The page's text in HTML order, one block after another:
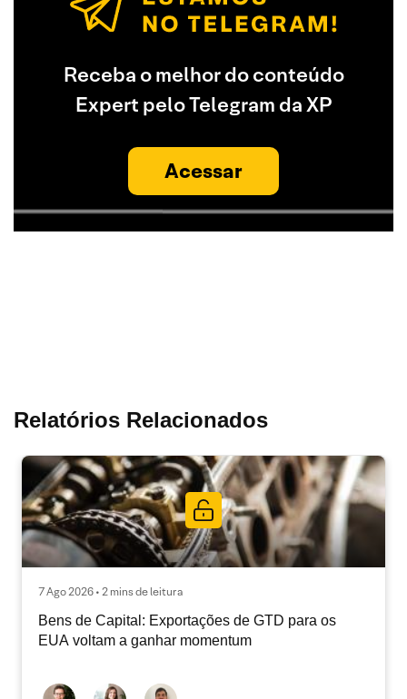
Receba o melhor do conteúdo
Expert pelo Telegram da XP
Acessar
Relatórios Relacionados
7 Ago 2026 • 2 mins de leitura
Bens de Capital: Exportações de GTD para os
EUA voltam a ganhar momentum